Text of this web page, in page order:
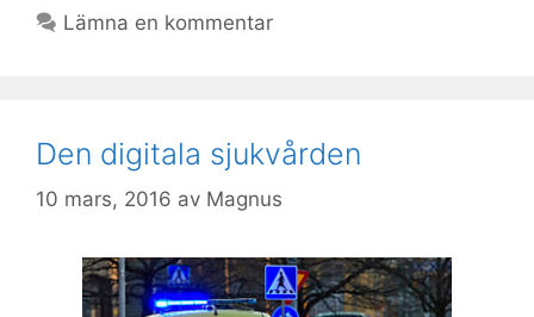
Lämna en kommentar
Den digitala sjukvården
10 mars, 2016 av Magnus